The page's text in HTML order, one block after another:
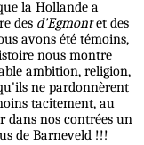
la Hollande a
des d'Egmontet des
avons été témoins,
nous montre
ambition, religion,
ne pardonnèrent
tacitement, au
dans nos contrées un
de Barneveld !!!